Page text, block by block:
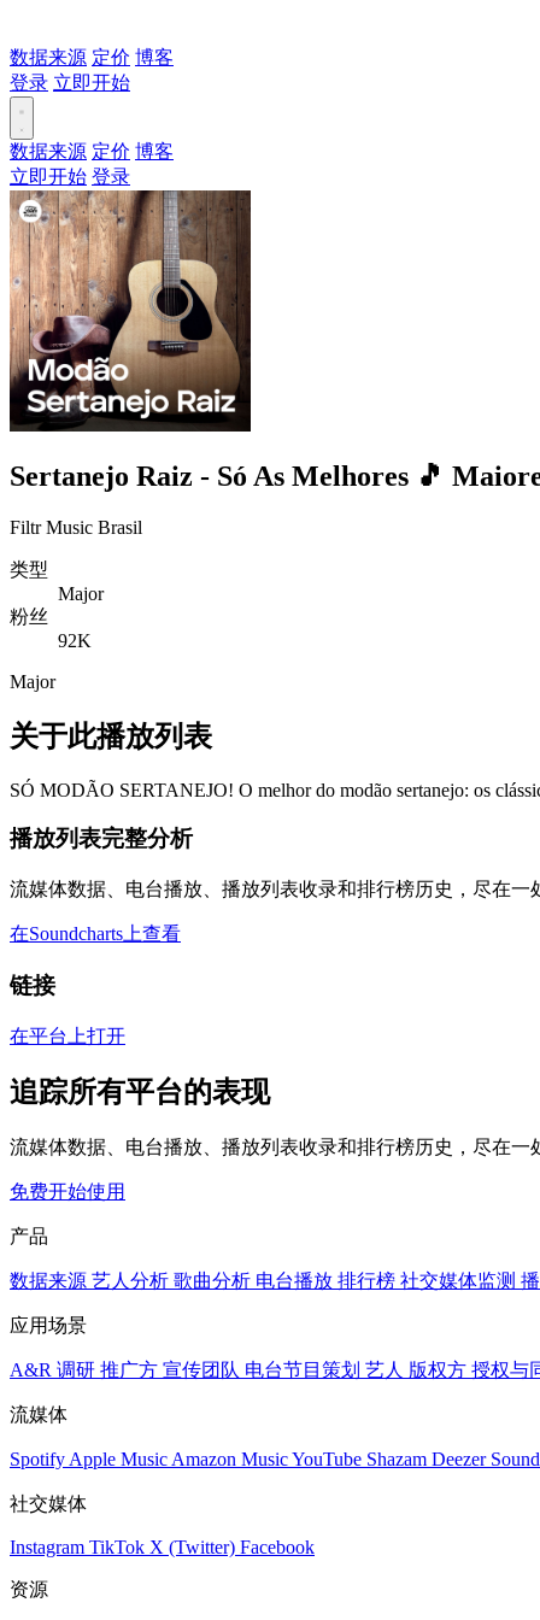
数据来源 定价 博客
登录 立即开始
数据来源 定价 博客
立即开始 登录
Sertanejo Raiz - Só As Melhores 🎵
Filtr Music Brasil
类型
Major
粉丝
92K
Major
关于此播放列表
SÓ MODÃO SERTANEJO! O melhor do modão sertanejo: os
播放列表完整分析
流媒体数据、电台播放、播放列表收录和排行榜历史，尽在一
在Soundcharts上查看
链接
在平台上打开
追踪所有平台的表现
流媒体数据、电台播放、播放列表收录和排行榜历史，尽在一
免费开始使用
产品
数据来源 艺人分析 歌曲分析 电台播放 排行榜 社交媒体监测
应用场景
A&R 调研 推广方 宣传团队 电台节目策划 艺人 版权方 授权与
流媒体
Spotify Apple Music Amazon MusicYouTube Shazam Deezer
社交媒体
Instagram TikTok X (Twitter) Facebook
资源